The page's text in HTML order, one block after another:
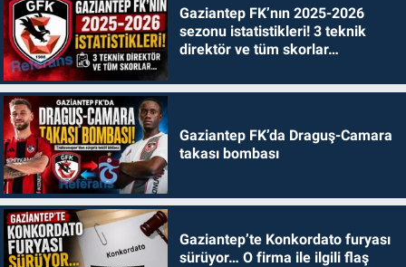
Gaziantep FK’nın 2025-2026
sezonu istatistikleri! 3 teknik
direktör ve tüm skorlar…
Gaziantep FK’da Draguş-Camara
takası bombası
Gaziantep’te Konkordato furyası
sürüyor… O firma ile ilgili flaş